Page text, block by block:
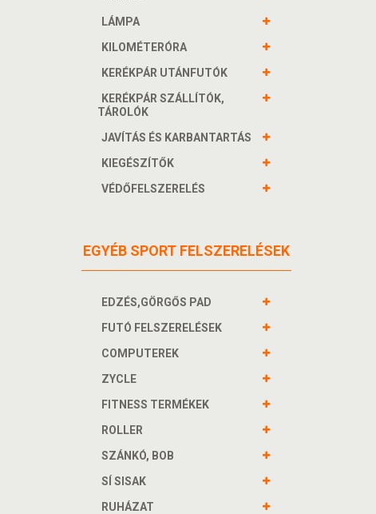
LÁMPA
KILOMÉTERÓRA
KERÉKPÁR UTÁNFUTÓK
KERÉKPÁR SZÁLLÍTÓK,
TÁROLÓK
JAVÍTÁS ÉS KARBANTARTÁS
KIEGÉSZÍTŐK
VÉDŐFELSZERELÉS
EGYÉB SPORT FELSZERELÉSEK
EDZÉS,GÖRGŐS PAD
FUTÓ FELSZERELÉSEK
COMPUTEREK
ZYCLE
FITNESS TERMÉKEK
ROLLER
SZÁNKÓ, BOB
SÍ SISAK
RUHÁZAT